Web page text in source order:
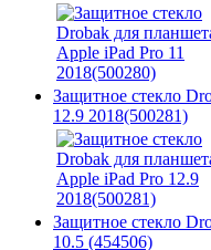
Защитное стекло
12.9 2018(500281)
Защитное стекло
10.5 (454506)